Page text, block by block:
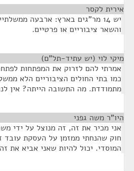
אירית לקסר
יש 14 מר"גים בארץ: ארבעה
והשאר ציבוריים או פרטיים.
מיקי לוי (יש עתיד-תל"ם)
אמרתי להם לזרוק את המפתחות
כמו בתי החולים הציבוריים הלא
מתמודדת. מה התשובה הייתה? אין
היו"ר משה גפני
אני מכיר את זה, זה מנוצל על ידי
חוק שהנחתי ממזמן על העסקת עובד
המוסדי. יכול להיות שאני אביא את